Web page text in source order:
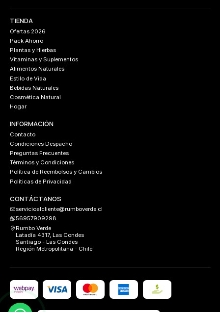
TIENDA
Ofertas 2026
Pack Ahorro
Plantas y Hierbas
Vitaminas y Suplementos
Alimentos Naturales
Estilo de Vida
Bebidas Naturales
Cosmética Natural
Hogar
INFORMACIÓN
Contacto
Condiciones Despacho
Preguntas Frecuentes
Términos y Condiciones
Política de Reembolsos y Cambios
Políticas de Privacidad
CONTÁCTANOS
servicioalcliente@rumboverde.cl
56957909298
Rumbo Verde
Latadía 4317, Las Condes
Santiago - Las Condes
Región Metropolitana - Chile